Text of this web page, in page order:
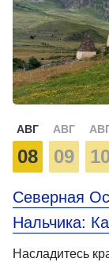
АВГ
08
АВГ
09
Северная
Нальчика:
Насладитесь